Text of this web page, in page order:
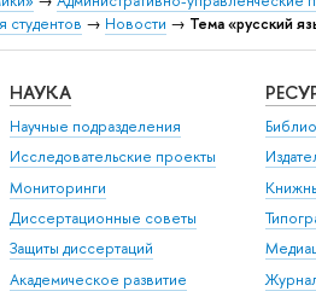
студентов → Новости → Тема «русский
НАУКА
Научные подразделения
Исследовательские проекты
Мониторинги
Диссертационные советы
Защиты диссертаций
Академическое развитие